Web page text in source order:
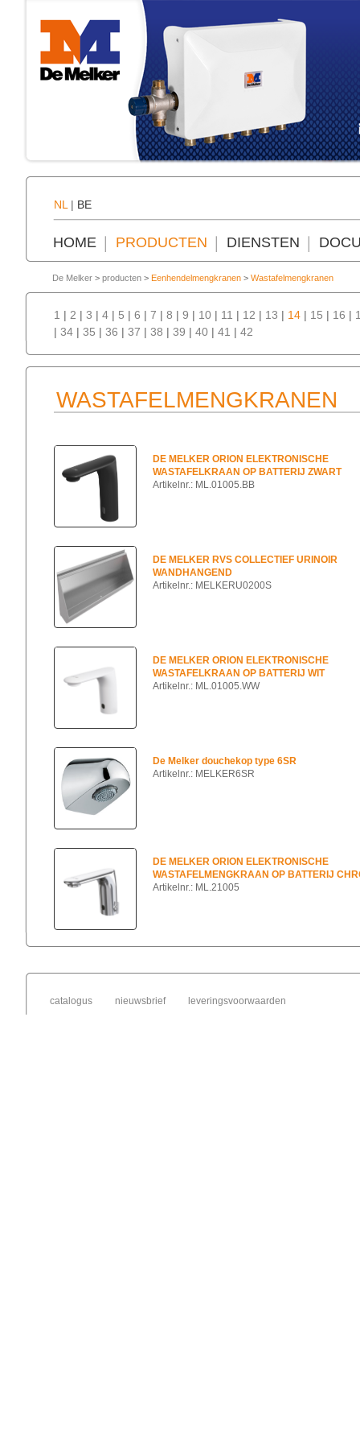
NL | BE
HOME PRODUCTEN DIENSTEN
De Melker > producten > Eenhendelmengkranen > Wastafelmengkranen
1 | 2 | 3 | 4 | 5 | 6 | 7 | 8 | 9 | 10 | 11 | 12 | 13 | 14 | 15 | 16 |
| 34 | 35 | 36 | 37 | 38 | 39 | 40 | 41 | 42
WASTAFELMENGKRANEN
DE MELKER ORION ELEKTRONISCHE
WASTAFELKRAAN OP BATTERIJ ZWART
Artikelnr.: ML.01005.BB
DE MELKER RVS COLLECTIEF URINOIR
WANDHANGEND
Artikelnr.: MELKERU0200S
DE MELKER ORION ELEKTRONISCHE
WASTAFELKRAAN OP BATTERIJ WIT
Artikelnr.: ML.01005.WW
De Melker douchekop type 6SR
Artikelnr.: MELKER6SR
DE MELKER ORION ELEKTRONISCHE
WASTAFELMENGKRAAN OP BATTERIJ
Artikelnr.: ML.21005
catalogus nieuwsbrief leveringsvoorwaarden